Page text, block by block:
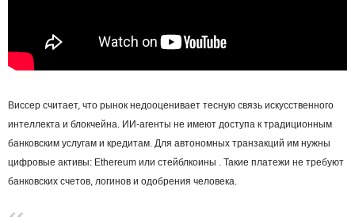
Виссер считает, что рынок недооценивает тесную связь искусственного
интеллекта и блокчейна. ИИ-агенты не имеют доступа к традиционным
банковским услугам и кредитам. Для автономных транзакций им нужны
цифровые активы: Ethereum или стейблкоины . Такие платежи не требуют
банковских счетов, логинов и одобрения человека.